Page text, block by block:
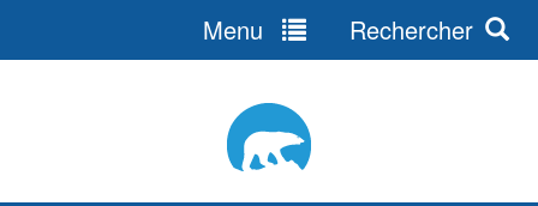
Menu Rechercher